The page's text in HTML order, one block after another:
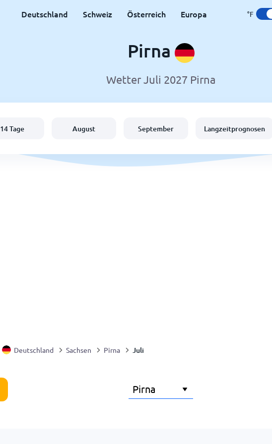
Deutschland Schweiz Österreich Europa °F
Pirna
Wetter Juli 2027 Pirna
14 Tage August September Langzeitprognosen
Deutschland Sachsen Pirna Juli